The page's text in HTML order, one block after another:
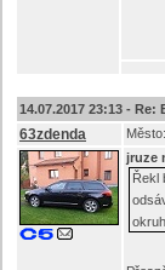
14.07.2017 23:13 - Re:
63zdenda Město:
jruze
Řekl